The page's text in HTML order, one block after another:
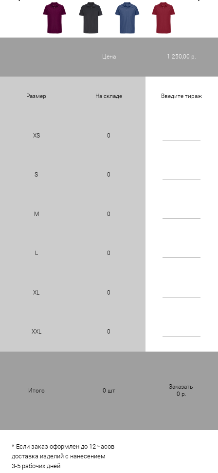
Цена 1 250,00 р.
Размер На складе Введите тираж
XS 0
S 0
M 0
L 0
XL 0
XXL 0
Итого 0 шт
Заказать
0 р.
* Если заказ оформлен до 12 часов
доставка изделий с нанесением
3-5 рабочих дней